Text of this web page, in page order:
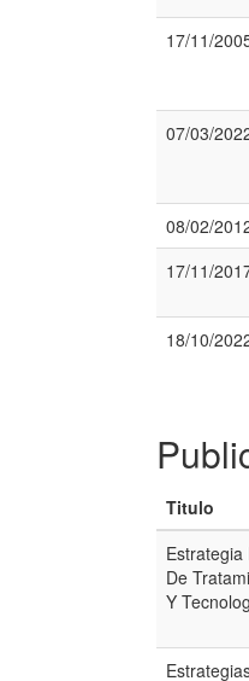
17/11/
07/03/
08/02/
17/11/
18/10/
Titulo
De
Y